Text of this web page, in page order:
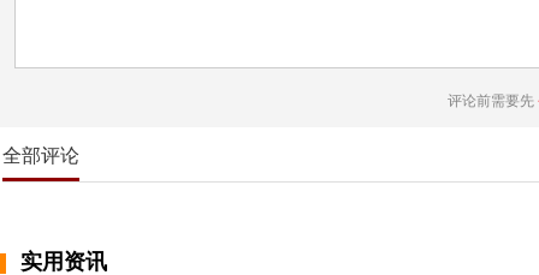
评论前需要先
全部评论
实用资讯